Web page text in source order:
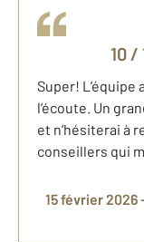
10/
Super!
l’écoute. Un
et n’hésiterai à
conseillers qui
15 février 2026